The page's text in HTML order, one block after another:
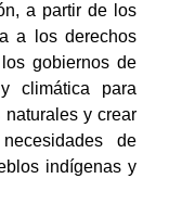
a partir de los
a los derechos
gobiernos de
climática para
y crear
de
indígenas y